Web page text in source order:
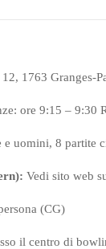
1763 Granges-
ore 9:15 – 9:30
e uomini, 8 partite
Vedi sito web
(CG)
il centro di